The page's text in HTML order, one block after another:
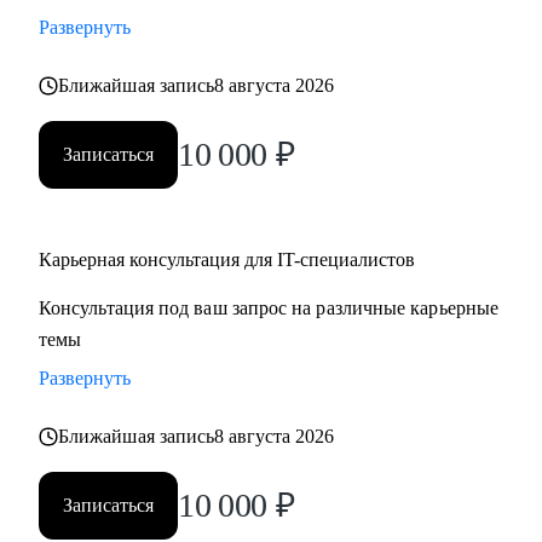
• Стратегии карьерного роста: как перейти с junior на
• Стратегия поиска работы: как и где искать вакансии, как
откликаться, как построить системный подход к поиску
вакансий
• Стратегия релокации в Европу: как выбрать страну, где
• QA, аналитики (бизнес + системные)
• Разработчики
• Project/Product-менеджеры
Развернуть
Ближайшая запись8 августа 2026
Записаться 10 000 ₽
Карьерная консультация для IT-специалистов
Консультация под ваш запрос на различные карьерные
темы
Развернуть
Ближайшая запись8 августа 2026
Записаться 10 000 ₽